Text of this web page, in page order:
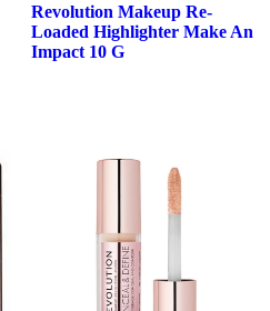
Revolution Makeup Re-
Loaded Highlighter Make An
Impact 10 G